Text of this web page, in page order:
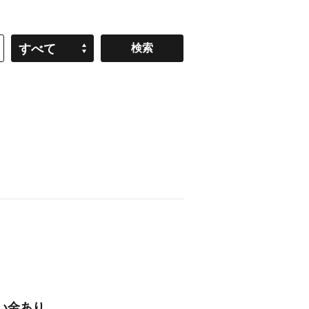
すべて